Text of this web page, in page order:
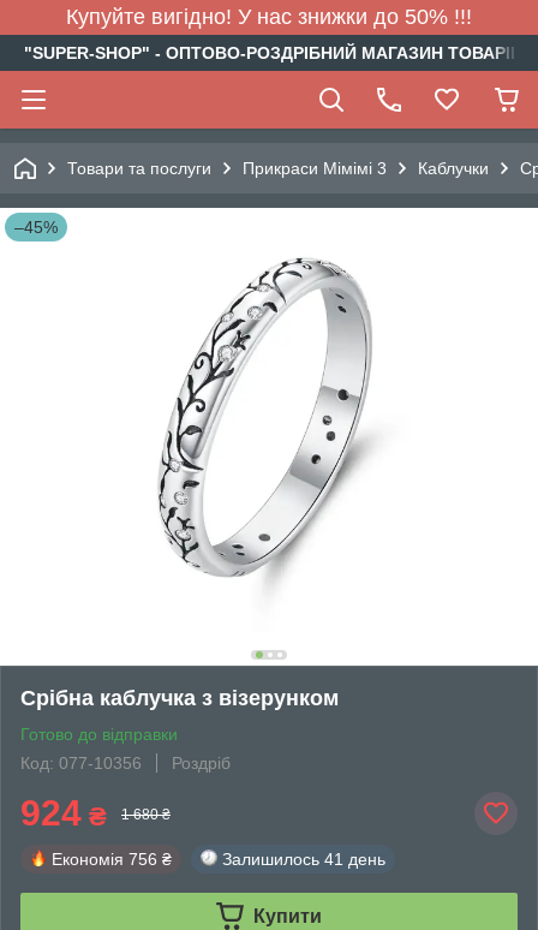
Купуйте вигідно! У нас знижки до 50% !!!
"SUPER-SHOP" - ОПТОВО-РОЗДРІБНИЙ МАГАЗИН
Товари та послуги Прикраси Мімімі 3 Каблучки
–45%
Срібна каблучка з візерунком
Готово до відправки
Код: 077-10356
Роздріб
924 ₴ 1 680 ₴
Економія 756 ₴ Залишилось 41 день
Купити